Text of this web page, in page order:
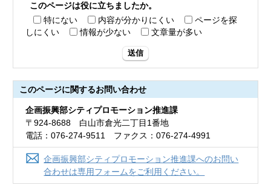
このページは役に立ちましたか。
特にない
内容が分かりにくい
ページを探
しにくい
情報が少ない 文章量が多い
送信
このページに関するお問い合わせ
企画振興部シティプロモーション推進課
〒924-8688 白山市倉光二丁目1番地
電話：076-274-9511 ファクス：076-274-4991
企画振興部シティプロモーション推進課へのお問い
合わせは専用フォームをご利用ください。